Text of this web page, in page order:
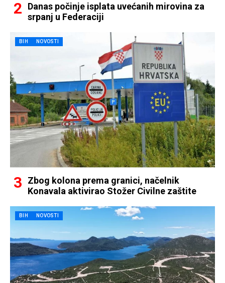
Danas počinje isplata uvećanih mirovina za
srpanj u Federaciji
BIH NOVOSTI
Zbog kolona prema granici, načelnik
Konavala aktivirao Stožer Civilne zaštite
BIH NOVOSTI